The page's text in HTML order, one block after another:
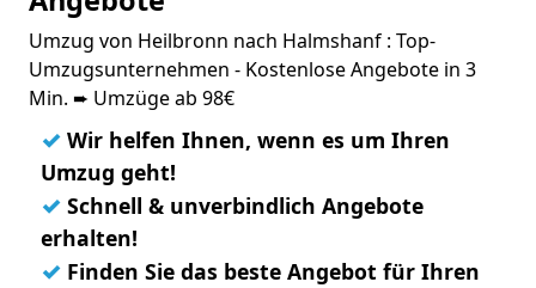
Umzug von Heilbronn nach Halmshanf : Top-
Umzugsunternehmen - Kostenlose Angebote in 3
Min. ➨ Umzüge ab 98€
✓ Wir helfen Ihnen, wenn es um Ihren
Umzug geht!
✓ Schnell & unverbindlich Angebote
erhalten!
✓ Finden Sie das beste Angebot für Ihren